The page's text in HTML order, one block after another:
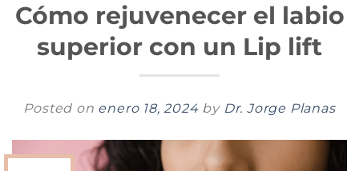
Cómo rejuvenecer el labio
superior con un Lip lift
Posted on enero 18, 2024 by Dr. Jorge Planas